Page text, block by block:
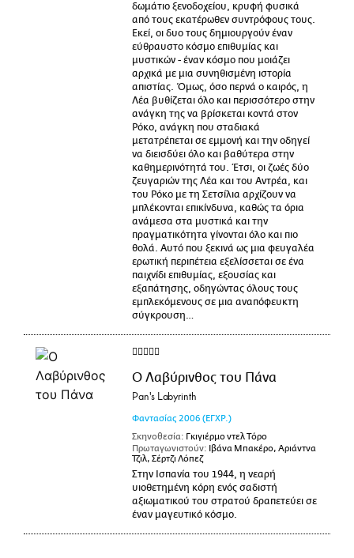
δωμάτιο ξενοδοχείου, κρυφή φυσικά
από τους εκατέρωθεν συντρόφους τους.
Εκεί, οι δυο τους δημιουργούν έναν
εύθραυστο κόσμο επιθυμίας και
μυστικών - έναν κόσμο που μοιάζει
αρχικά με μια συνηθισμένη ιστορία
απιστίας. Όμως, όσο περνά ο καιρός, η
Λέα βυθίζεται όλο και περισσότερο στην
ανάγκη της να βρίσκεται κοντά στον
Ρόκο, ανάγκη που σταδιακά
μετατρέπεται σε εμμονή και την οδηγεί
να διεισδύει όλο και βαθύτερα στην
καθημερινότητά του. Έτσι, οι ζωές δύο
ζευγαριών της Λέα και του Αντρέα, και
του Ρόκο με τη Σετσίλια αρχίζουν να
μπλέκονται επικίνδυνα, καθώς τα όρια
ανάμεσα στα μυστικά και την
πραγματικότητα γίνονται όλο και πιο
θολά. Αυτό που ξεκινά ως μια φευγαλέα
ερωτική περιπέτεια εξελίσσεται σε ένα
παιχνίδι επιθυμίας, εξουσίας και
εξαπάτησης, οδηγώντας όλους τους
εμπλεκόμενους σε μια αναπόφευκτη
σύγκρουση…
Ο Λαβύρινθος του Πάνα
Pan's Labyrinth
Φαντασίας 2006 (ΕΓΧΡ.)
Σκηνοθεσία: Γκιγιέρμο ντελ Τόρο
Πρωταγωνιστούν: Ιβάνα Μπακέρο, Αριάντνα
Τζιλ, Σέρτζι Λόπεζ
Στην Ισπανία του 1944, η νεαρή
υιοθετημένη κόρη ενός σαδιστή
αξιωματικού του στρατού δραπετεύει σε
έναν μαγευτικό κόσμο.